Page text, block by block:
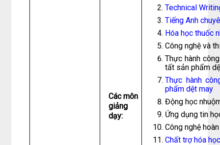
Các môn
giảng
dạy:
Technical
Tiếng Anh
Hóa học thuốc
Công nghệ và
Thực hành
tất sản phẩm
Thực hành
phẩm dệt may
Động học
Ứng dụng tin
Công nghệ
Chất trợ hóa